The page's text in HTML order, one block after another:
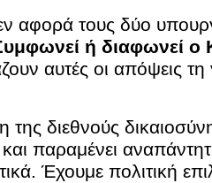
αφορά τους δύο
ή διαφωνεί ο
αυτές οι απόψεις
της διεθνούς
παραμένει
Έχουμε πολιτική